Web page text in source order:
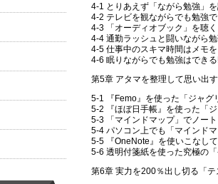
4-1 とりあえず「ながら勉強」
4-2 テレビを観ながらでも勉強
4-3 「オーディオブック」を聴く
4-4 通勤ラッシュと闘いながら
4-5 仕事中のスキマ時間はメモ
4-6 眠りながらでも勉強はでき
第5章 アタマを整理して思い出
5-1 『Femo』を使った「ジャグ
5-2 『ほぼ日手帳』を使った「
5-3 「マインドマップ」でノー
5-4 パソコン上でも「マインド
5-5 『OneNote』を使いこなし
5-6 透明付箋紙を使った究極の「
第6章 実力を200％出し切る「